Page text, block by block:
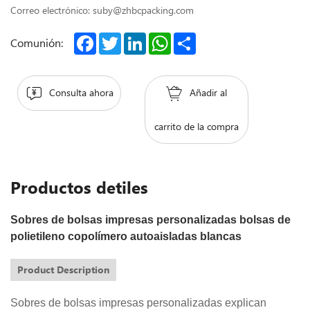
Correo electrónico: suby@zhbcpacking.com
Comunión: FacebookTwitterLinkedInWhatsApp
Consulta ahora Añadir al
carrito de la compra
Productos detiles
Sobres de bolsas impresas personalizadas bolsas de
polietileno copolímero autoaisladas blancas
Product Description
Sobres de bolsas impresas personalizadas explican